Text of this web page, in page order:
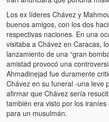
Los ex líderes Chávez y
buenos amigos, con los dos
respectivas naciones. En una
visitaba a Chávez en Caracas,
lanzamiento de una “gran
amistad provocó una
Ahmadinejad fue duramente
Chávez en su funeral -una leve
afirmar que Chávez sería
también era visto por los
para un musulmán.